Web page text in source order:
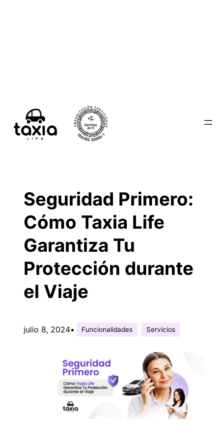
contenido
Seguridad Primero:
Cómo Taxia Life
Garantiza Tu
Protección durante
el Viaje
julio 8, 2024• Funcionalidades Servicios